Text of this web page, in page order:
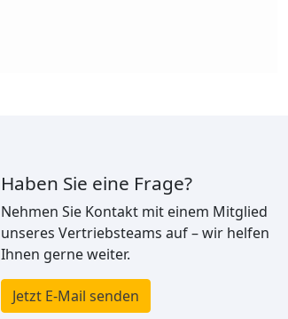
Haben Sie eine Frage?
Nehmen Sie Kontakt mit einem Mitglied
unseres Vertriebsteams auf – wir helfen
Ihnen gerne weiter.
Jetzt E-Mail senden